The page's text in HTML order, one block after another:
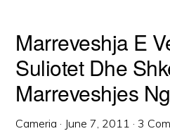
Marreveshja E
Suliotet Dhe
Marreveshjes
Cameria · June 7, 2011 · 3